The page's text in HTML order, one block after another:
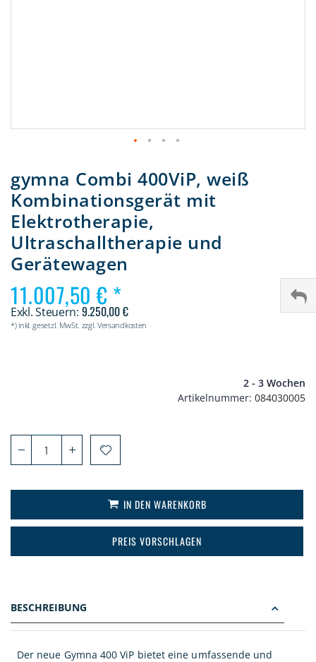
der
Bildergalerie
springen
gymna Combi 400ViP, weiß
Kombinationsgerät mit
Elektrotherapie,
Ultraschalltherapie und
Gerätewagen
11.007,50 €
9.250,00 €
*) inkl. gesetzl. MwSt. zzgl. Versandkosten
2 - 3 Wochen
Artikelnummer 084030005
IN DEN WARENKORB
PREIS VORSCHLAGEN
BESCHREIBUNG
Der neue Gymna 400 ViP bietet eine umfassende und